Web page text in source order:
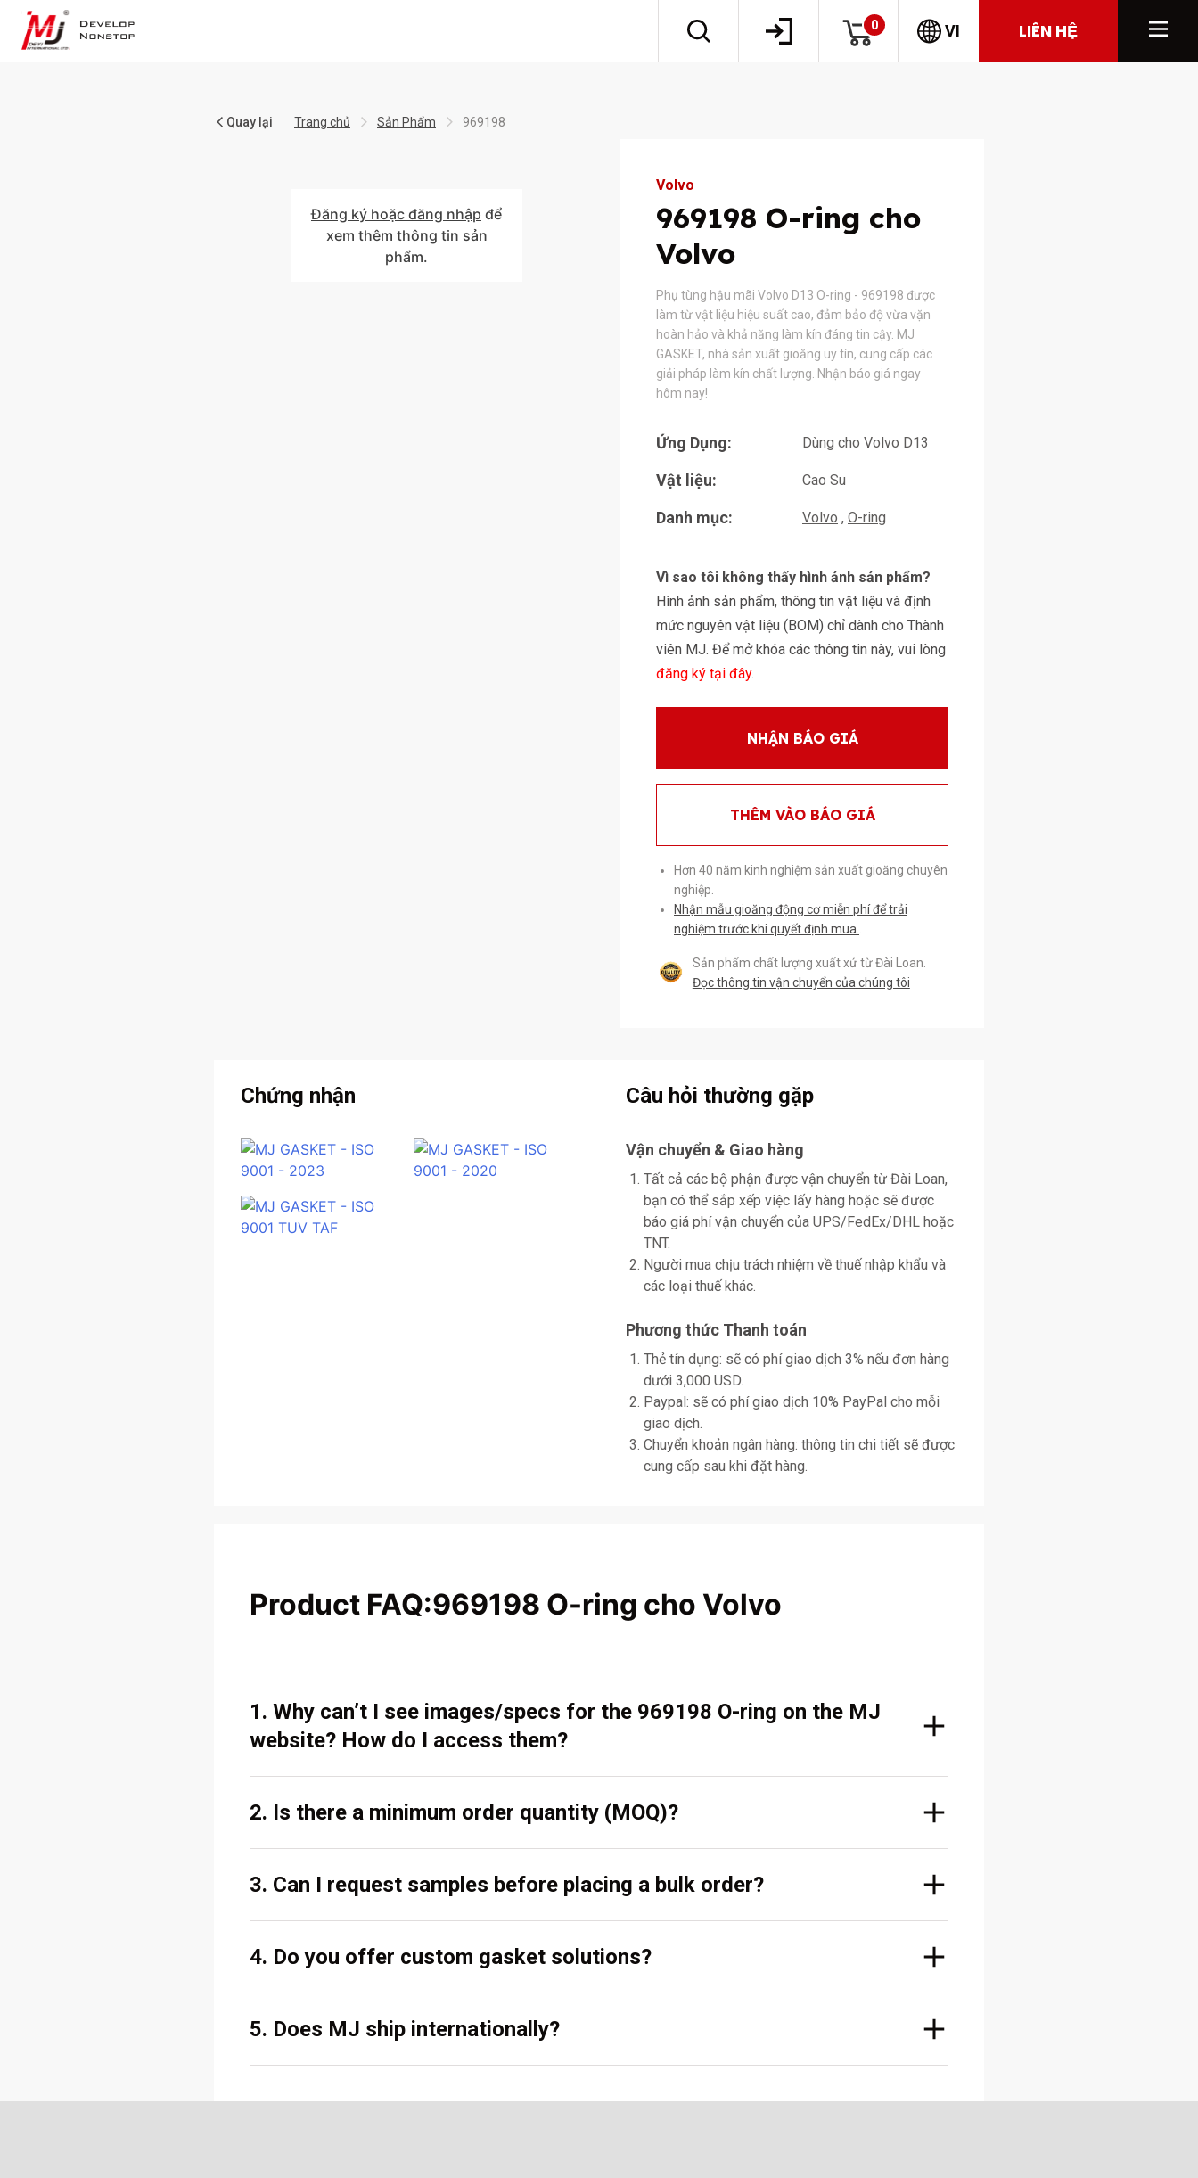
0 VI LIÊN HỆ
Quay lại Trang chủ Sản Phẩm 969198
Đăng ký hoặc đăng nhập để
xem thêm thông tin sản
phẩm.
Volvo
969198 O-ring cho
Volvo
Phụ tùng hậu mãi Volvo D13 O-ring - 969198 được
làm từ vật liệu hiệu suất cao, đảm bảo độ vừa vặn
hoàn hảo và khả năng làm kín đáng tin cậy. MJ
GASKET, nhà sản xuất gioăng uy tín, cung cấp các
giải pháp làm kín chất lượng. Nhận báo giá ngay
hôm nay!
Ứng Dụng: Dùng cho Volvo D13
Vật liệu: Cao Su
Danh mục: Volvo O-ring
Vì sao tôi không thấy hình ảnh sản phẩm?
Hình ảnh sản phẩm, thông tin vật liệu và định
mức nguyên vật liệu (BOM) chỉ dành cho Thành
viên MJ. Để mở khóa các thông tin này, vui lòng
đăng ký tại đây.
NHẬN BÁO GIÁ
THÊM VÀO BÁO GIÁ
Hơn 40 năm kinh nghiệm sản xuất gioăng chuyên
nghiệp.
Nhận mẫu gioăng động cơ miễn phí để trải
nghiệm trước khi quyết định mua.
Sản phẩm chất lượng xuất xứ từ Đài Loan.
Đọc thông tin vận chuyển của chúng tôi
Chứng nhận Câu hỏi thường gặp
Vận chuyển & Giao hàng
Tất cả các bộ phận được vận chuyển từ Đài Loan,
bạn có thể sắp xếp việc lấy hàng hoặc sẽ được
báo giá phí vận chuyển của UPS/FedEx/DHL hoặc
TNT.
Người mua chịu trách nhiệm về thuế nhập khẩu và
các loại thuế khác.
Phương thức Thanh toán
Thẻ tín dụng: sẽ có phí giao dịch 3% nếu đơn hàng
dưới 3,000 USD.
Paypal: sẽ có phí giao dịch 10% PayPal cho mỗi
giao dịch.
Chuyển khoản ngân hàng: thông tin chi tiết sẽ được
cung cấp sau khi đặt hàng.
Product FAQ:969198 O-ring cho Volvo
1. Why can’t I see images/specs for the 969198 O-ring on the MJ
website? How do I access them?
2. Is there a minimum order quantity (MOQ)?
3. Can I request samples before placing a bulk order?
4. Do you offer custom gasket solutions?
5. Does MJ ship internationally?